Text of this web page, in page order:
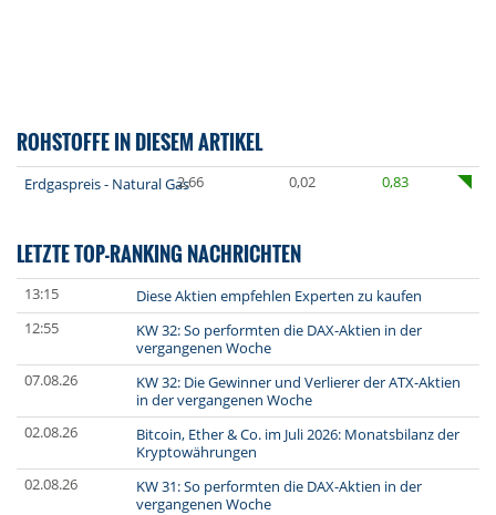
ROHSTOFFE IN DIESEM ARTIKEL
Erdgaspreis - Natural Gas2,66 0,02 0,83
LETZTE TOP-RANKING NACHRICHTEN
13:15
Diese Aktien empfehlen Experten zu kaufen
12:55
KW 32: So performten die DAX-Aktien in der
vergangenen Woche
07.08.26
KW 32: Die Gewinner und Verlierer der ATX-Aktien
in der vergangenen Woche
02.08.26
Bitcoin, Ether & Co. im Juli 2026: Monatsbilanz der
Kryptowährungen
02.08.26
KW 31: So performten die DAX-Aktien in der
vergangenen Woche